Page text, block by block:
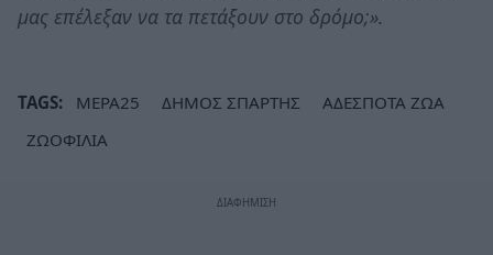
μας επέλεξαν να τα πετάξουν στο δρόμο;».
TAGS: ΜΕΡΑ25 ΔΗΜΟΣ ΣΠΑΡΤΗΣ
ΑΔΕΣΠΟΤΑ ΖΩΑ
ΖΩΟΦΙΛΙΑ